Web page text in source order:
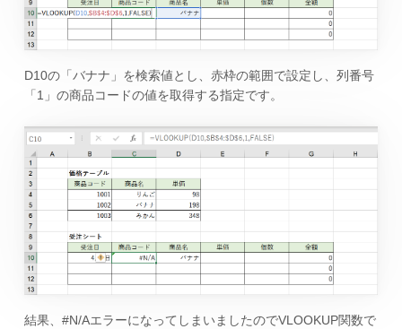
D10の「バナナ」を検索値とし、赤枠の範囲で設定し、列番号
「1」の商品コードの値を取得する指定です。
結果、#N/AエラーになってしまいましたのでVLOOKUP関数で